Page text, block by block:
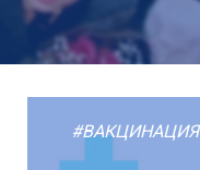
#ВАКЦИНАЦИЯ